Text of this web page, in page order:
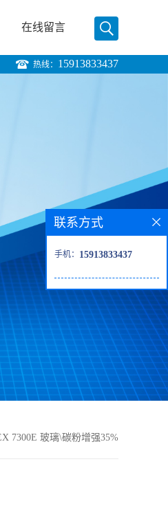
在线留言
热线： 15913833437
7300E 玻璃\碳粉增强35%
联系方式
手机： 15913833437